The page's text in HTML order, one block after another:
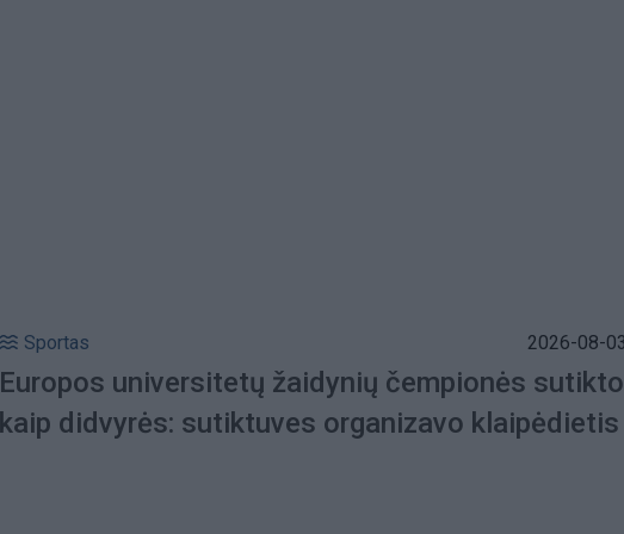
Sportas 2026-08-
Europos universitetų žaidynių čempionės
kaip didvyrės: sutiktuves organizavo klaipėdietis